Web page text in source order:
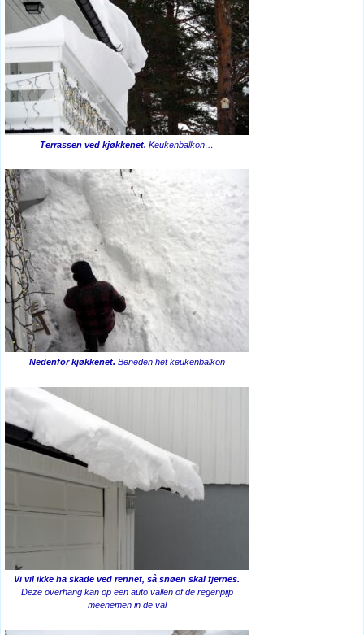
Terrassen ved kjøkkenet. Keukenbalkon…
Nedenfor kjøkkenet. Beneden het keukenbalkon
Vi vil ikke ha skade ved rennet, så snøen skal fjernes.
Deze overhang kan op een auto vallen of de regenpijp
meenemen in de val